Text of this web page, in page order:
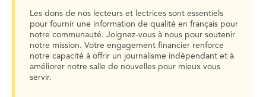
Les dons de nos lecteurs et lectrices sont essentiels
pour fournir une information de qualité en français pour
notre communauté. Joignez-vous à nous pour soutenir
notre mission. Votre engagement financier renforce
notre capacité à offrir un journalisme indépendant et à
améliorer notre salle de nouvelles pour mieux vous
servir.